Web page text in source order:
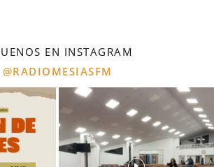
EN INSTAGRAM
@RADIOMESIASFM